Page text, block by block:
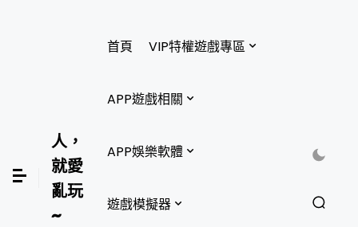
人，
就愛
亂玩
~
首頁 VIP特權遊戲專區
APP遊戲相關
APP娛樂軟體
遊戲模擬器